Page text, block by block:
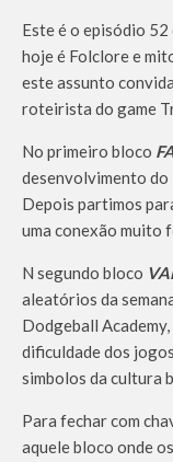
Este é o episódio
hoje é Folclore e
este assunto
roteirista do game
No primeiro bloco
desenvolvimento do
Depois partimos
uma conexão muito
N segundo bloco
aleatórios da
Dodgeball
dificuldade dos
simbolos da cultura
Para fechar com
aquele bloco onde